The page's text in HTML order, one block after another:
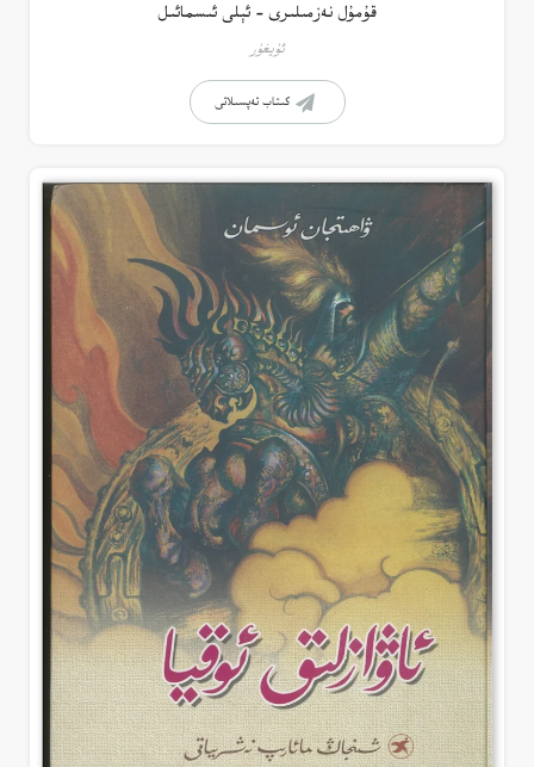
قۇمۇل نەزمىلىرى – ئېلى ئىسمائىل
ئۇيغۇر
كىتاب تەپسىلاتى